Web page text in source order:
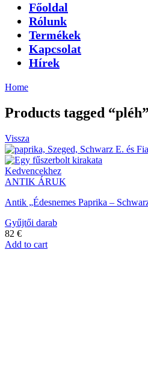
Főoldal
Rólunk
Termékek
Kapcsolat
Hírek
Home
Products tagged “pléh”
Vissza
Kedvencekhez
ANTIK ÁRUK
Antik „Édesnemes Paprika –
Gyűjtői darab
82 €
Add to cart